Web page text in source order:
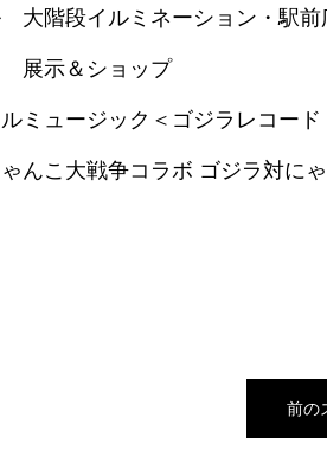
大階段イルミネーション・駅前
展示＆ショップ
ミュージック＜ゴジラレコー
んこ大戦争コラボ ゴジラ対に
前の